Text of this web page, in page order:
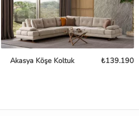
Akasya Köşe Koltuk ₺139.190